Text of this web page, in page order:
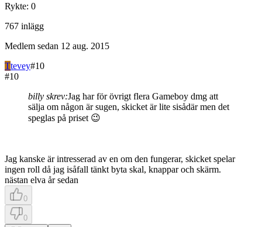
Rykte: 0
767 inlägg
Medlem sedan 12 aug. 2015
Ttevey#10
#10
billy skrev:Jag har för övrigt flera Gameboy dmg att
sälja om någon är sugen, skicket är lite sisådär men det
speglas på priset 😉
Jag kanske är intresserad av en om den fungerar, skicket spelar
ingen roll då jag isåfall tänkt byta skal, knappar och skärm.
nästan elva år sedan
0
0